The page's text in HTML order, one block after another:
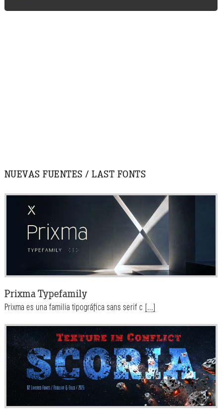
NUEVAS FUENTES / LAST FONTS
Prixma Typefamily
Prixma es una familia tipográfica sans serif c [...]